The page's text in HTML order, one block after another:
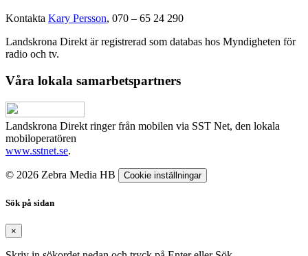
Kontakta Kary Persson, 070 – 65 24 290
Landskrona Direkt är registrerad som databas hos Myndigheten för
radio och tv.
Våra lokala samarbetspartners
Landskrona Direkt ringer från mobilen via SST Net, den lokala
mobiloperatören
www.sstnet.se.
© 2026 Zebra Media HB Cookie inställningar
Sök på sidan
×